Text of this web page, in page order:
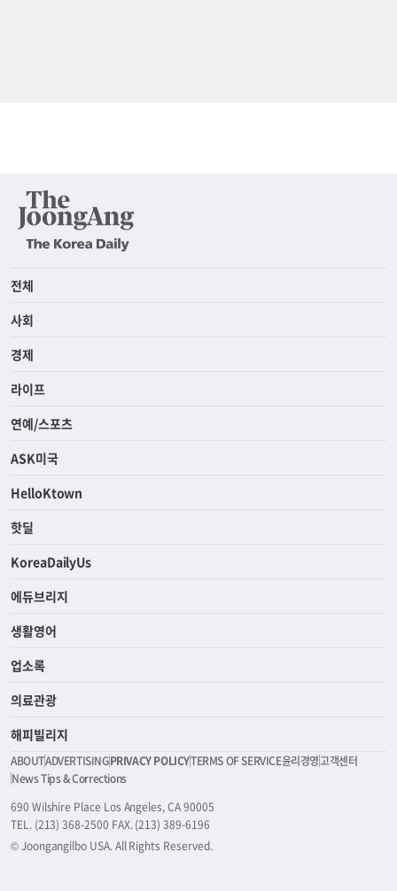
전체
사회
경제
라이프
연예/스포츠
ASK미국
HelloKtown
핫딜
KoreaDailyUs
에듀브리지
생활영어
업소록
의료관광
해피빌리지
ABOUTADVERTISINGPRIVACY POLICYTERMS OF SERVICE윤리경영고객센터
News Tips & Corrections
690 Wilshire Place Los Angeles, CA 90005
TEL. (213) 368-2500 FAX. (213) 389-6196
© Joongangilbo USA. All Rights Reserved.